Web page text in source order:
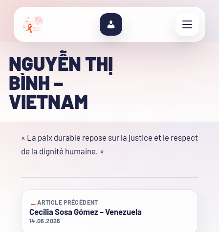
NGUYỄN THỊ
BÌNH –
VIETNAM
« La paix durable repose sur la justice et le respect
de la dignité humaine. »
←ARTICLE PRÉCÉDENT
Cecilia Sosa Gómez – Venezuela
14.06.2026